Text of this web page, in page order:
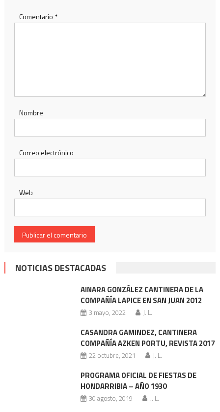
Comentario *
Nombre
Correo electrónico
Web
NOTICIAS DESTACADAS
AINARA GONZÁLEZ CANTINERA DE LA
COMPAÑÍA LAPICE EN SAN JUAN 2012
3 mayo, 2022 J. L.
CASANDRA GAMINDEZ, CANTINERA
COMPAÑÍA AZKEN PORTU, REVISTA 2017
22 octubre, 2021 J. L.
PROGRAMA OFICIAL DE FIESTAS DE
HONDARRIBIA – AÑO 1930
30 agosto, 2019 J. L.